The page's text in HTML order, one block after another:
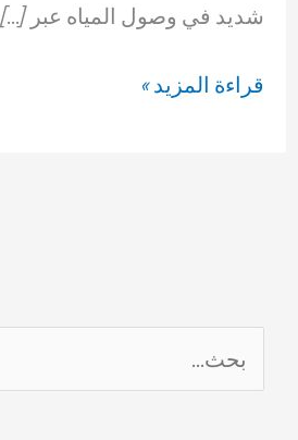
شديد في وصول المياه عبر […]
فني
قراءة المزيد »
ل